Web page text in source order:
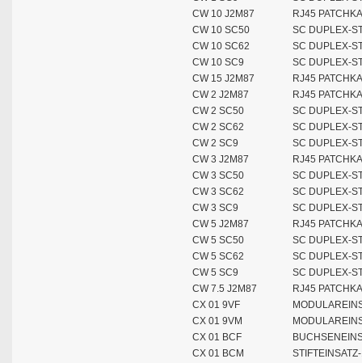
CW 10 J2M87
RJ45
CW 10 SC50
SC DUPLEX-
CW 10 SC62
SC DUPLEX-
CW 10 SC9
SC DUPLEX-
CW 15 J2M87
RJ45
CW 2 J2M87
RJ45
CW 2 SC50
SC DUPLEX-
CW 2 SC62
SC DUPLEX-
CW 2 SC9
SC DUPLEX-
CW 3 J2M87
RJ45
CW 3 SC50
SC DUPLEX-
CW 3 SC62
SC DUPLEX-
CW 3 SC9
SC DUPLEX-
CW 5 J2M87
RJ45
CW 5 SC50
SC DUPLEX-
CW 5 SC62
SC DUPLEX-
CW 5 SC9
SC DUPLEX-
CW 7.5 J2M87
RJ45
CX 01 9VF
CX 01 9VM
CX 01 BCF
CX 01 BCM